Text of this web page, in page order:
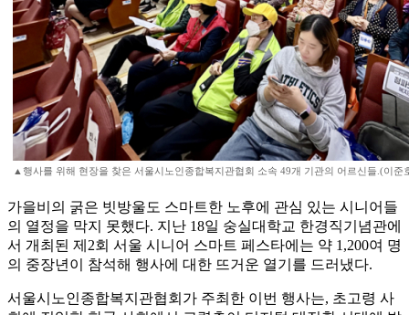
▲행사를 위해 현장을 찾은 서울시노인종합복지관협회 소속 49개 기관의 어르신들.(이준
가을비의 굵은 빗방울도 스마트한 노후에 관심 있는 시니어들
의 열정을 막지 못했다. 지난 18일 숭실대학교 한경직기념관에
서 개최된 제2회 서울 시니어 스마트 페스타에는 약 1,200여 명
의 중장년이 참석해 행사에 대한 뜨거운 열기를 드러냈다.
서울시노인종합복지관협회가 주최한 이번 행사는, 초고령 사